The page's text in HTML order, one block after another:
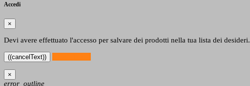
Accedi
×
Devi avere effettuato l'accesso per salvare dei prodotti nella tua lista dei desideri.
((cancelText))
×
error_outline